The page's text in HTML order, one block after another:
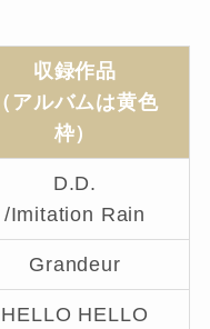
収録作品
（アルバムは黄色
枠）
D.D.
/Imitation Rain
Grandeur
HELLO HELLO